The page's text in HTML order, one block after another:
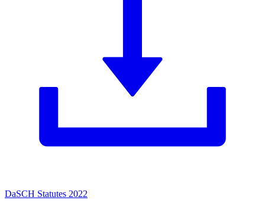
DaSCH Statutes 2022